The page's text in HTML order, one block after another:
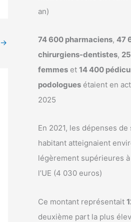
→
an)
74 600 pharmaciens, 47
chirurgiens-dentistes,
femmes et 14 400
podologues étaient en
2025
En 2021, les dépenses de
habitant atteignaient
légèrement supérieures
l’UE (4 030 euros)
Ce montant représentait
deuxième part la plus